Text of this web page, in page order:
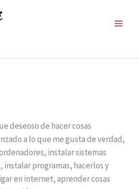
deseoso de hacer cosas
a lo que me gusta de verdad,
instalar sistemas
programas, hacerlos y
en internet, aprender cosas